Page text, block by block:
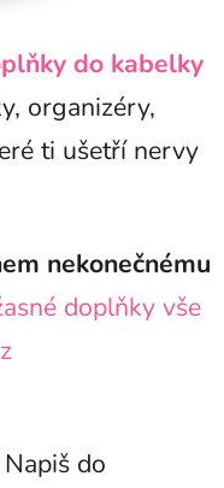
do kabelky
organizéry,
ti ušetří nervy
nekonečnému
doplňky vše
do